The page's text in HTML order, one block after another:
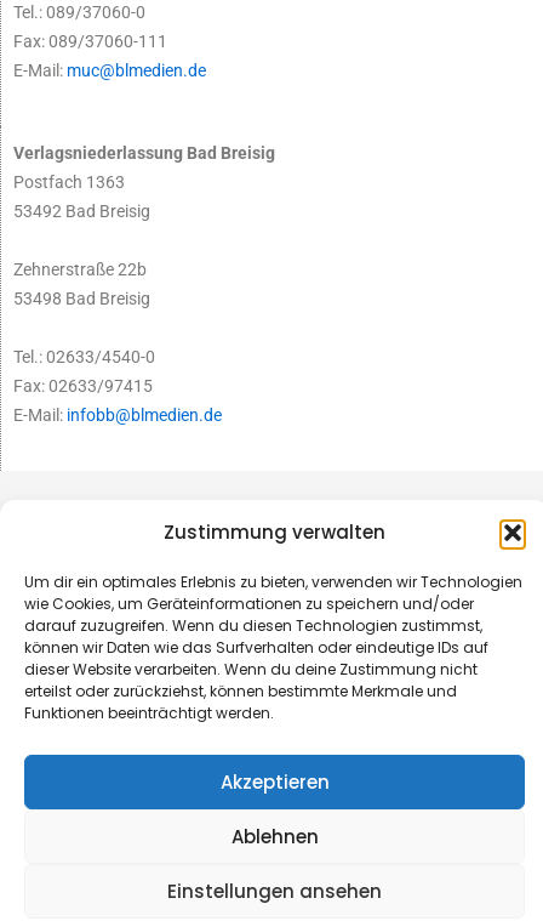
Zustimmung verwalten
Um dir ein optimales Erlebnis zu bieten, verwenden wir Technologien
wie Cookies, um Geräteinformationen zu speichern und/oder
darauf zuzugreifen. Wenn du diesen Technologien zustimmst,
können wir Daten wie das Surfverhalten oder eindeutige IDs auf
dieser Website verarbeiten. Wenn du deine Zustimmung nicht
erteilst oder zurückziehst, können bestimmte Merkmale und
Funktionen beeinträchtigt werden.
Akzeptieren
Ablehnen
Einstellungen ansehen
Tel.: 089/37060-0
Fax: 089/37060-111
E-Mail: muc@blmedien.de
Verlagsniederlassung Bad Breisig
Postfach 1363
53492 Bad Breisig
Zehnerstraße 22b
53498 Bad Breisig
Tel.: 02633/4540-0
Fax: 02633/97415
E-Mail: infobb@blmedien.de
Made with ♥ by HLT GmbH & Co. KG